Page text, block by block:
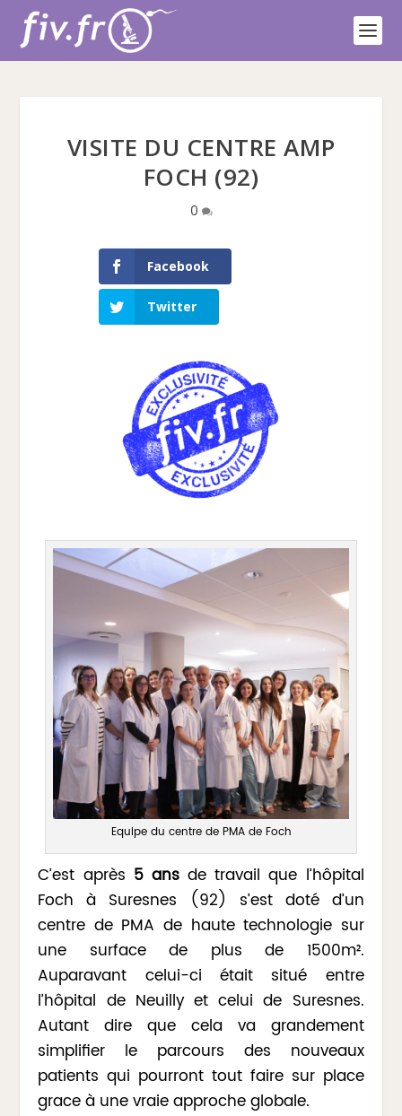
VISITE DU CENTRE AMP
FOCH (92)
0
Facebook
Twitter
Equipe du centre de PMA de Foch
C’est après 5 ansde travail que l’hôpital
Foch à Suresnes (92) s’est doté d’un
centre de PMA de haute technologie sur
une surface de plus de 1500m².
Auparavant celui-ci était situé entre
l’hôpital de Neuilly et celui de Suresnes.
Autant dire que cela va grandement
simplifier le parcours des nouveaux
patients qui pourront tout faire sur place
grace à une vraie approche globale.